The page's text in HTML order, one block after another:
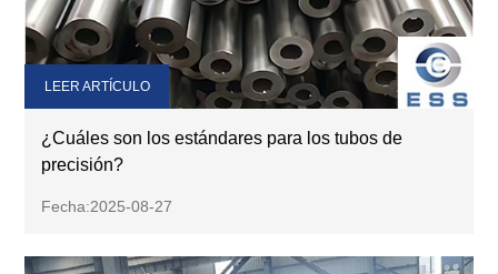
¿Cuáles son los estándares para los tubos de
precisión?
Fecha:2025-08-27
LEER ARTÍCULO